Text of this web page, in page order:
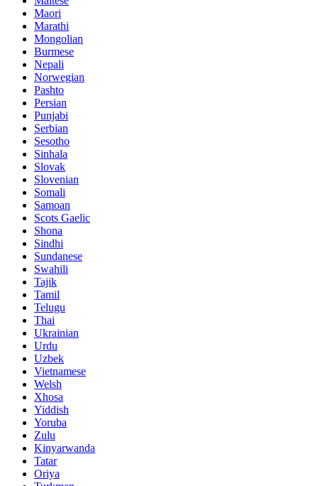
Maori
Marathi
Mongolian
Burmese
Nepali
Norwegian
Pashto
Persian
Punjabi
Serbian
Sesotho
Sinhala
Slovak
Slovenian
Somali
Samoan
Scots Gaelic
Shona
Sindhi
Sundanese
Swahili
Tajik
Tamil
Telugu
Thai
Ukrainian
Urdu
Uzbek
Vietnamese
Welsh
Xhosa
Yiddish
Yoruba
Zulu
Kinyarwanda
Tatar
Oriya